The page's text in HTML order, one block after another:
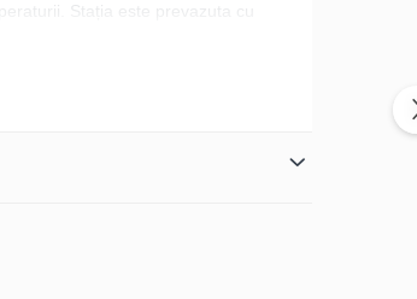
Stația este prevazuta cu